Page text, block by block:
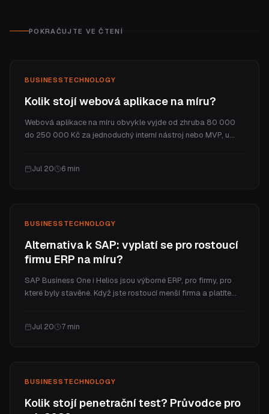
POKRAČUJTE VE ČTENÍ
BUSINESS TECHNOLOGY
Kolik stojí webová aplikace na míru?
Webová aplikace na míru obvykle vyjde od zhruba 80 000
do 250 000 Kč za jednoduchý interní nástroj nebo MVP, u
průběžné náklady.
Jul 20 6 min
BUSINESS TECHNOLOGY
Alternativa k SAP: vyplatí se pro rostoucí
firmu ERP na míru?
SAP Business One i Helios jsou výborné ERP, pro firmy, pro
které byly stavěné. Když jste rostoucí menší firma a platíte
fitu a toho, kdy vyhrává co.
Jul 20 7 min
BUSINESS TECHNOLOGY
Kolik stojí penetrační test? Průvodce pro